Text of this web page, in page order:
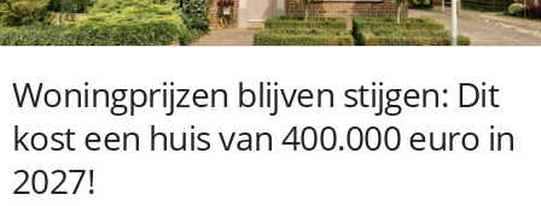
Woningprijzen blijven stijgen: Dit
kost een huis van 400.000 euro in
2027!